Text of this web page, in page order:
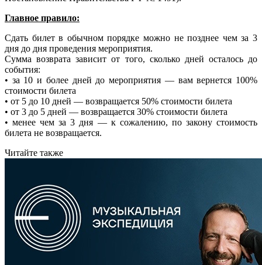
Главное правило:
Сдать билет в обычном порядке можно не позднее чем за 3
дня до дня проведения мероприятия.
Сумма возврата зависит от того, сколько дней осталось до
события:
• за 10 и более дней до мероприятия — вам вернется 100%
стоимости билета
• от 5 до 10 дней — возвращается 50% стоимости билета
• от 3 до 5 дней — возвращается 30% стоимости билета
• менее чем за 3 дня — к сожалению, по закону стоимость
билета не возвращается.
Читайте также